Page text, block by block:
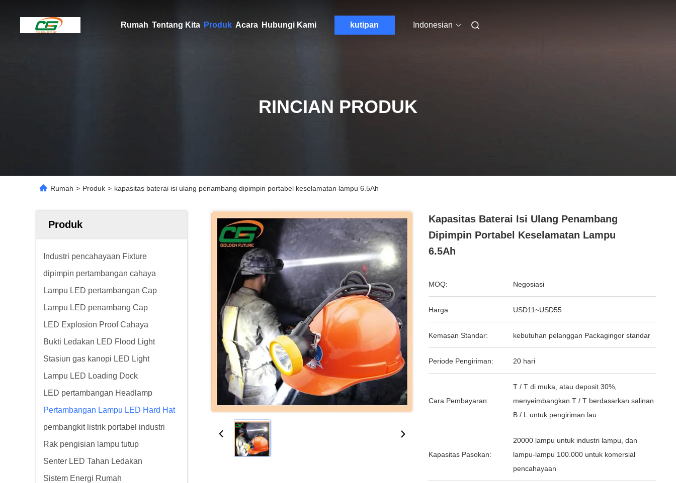
Rumah Tentang Kita Produk Acara Hubungi Kami kutipan Indonesian
RINCIAN PRODUK
Rumah > Produk > kapasitas baterai isi ulang penambang dipimpin portabel keselamatan lampu 6.5Ah
Produk
Industri pencahayaan Fixture
dipimpin pertambangan cahaya
Lampu LED pertambangan Cap
Lampu LED penambang Cap
LED Explosion Proof Cahaya
Bukti Ledakan LED Flood Light
Stasiun gas kanopi LED Light
Lampu LED Loading Dock
LED pertambangan Headlamp
Pertambangan Lampu LED Hard Hat
pembangkit listrik portabel industri
Rak pengisian lampu tutup
Senter LED Tahan Ledakan
Sistem Energi Rumah
Kapasitas Baterai Isi Ulang Penambang
Dipimpin Portabel Keselamatan Lampu
6.5Ah
MOQ: Negosiasi
Harga: USD11~USD55
Kemasan Standar: kebutuhan pelanggan Packagingor standar
Periode Pengiriman: 20 hari
Cara Pembayaran:
T / T di muka, atau deposit 30%,
menyeimbangkan T / T berdasarkan salinan
B / L untuk pengiriman lau
Kapasitas Pasokan:
20000 lampu untuk industri lampu, dan
lampu-lampu 100.000 untuk komersial
pencahayaan